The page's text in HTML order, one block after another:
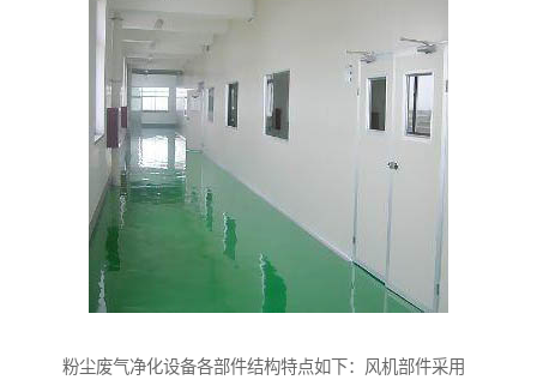
粉尘废气净化设备各部件结构特点如下：风机部件采用